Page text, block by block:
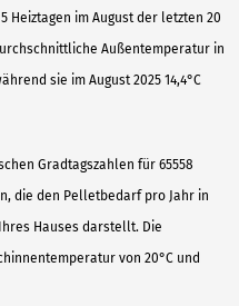
Heiztagen im August der letzten 20
Außentemperatur in
sie im August 2025 14,4°C
Gradtagszahlen für 65558
die den Pelletbedarf pro Jahr in
Hauses darstellt. Die
von 20°C und